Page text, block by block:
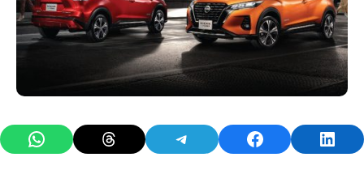
Share on WhatsAppShare on ThreadsShare on TelegramShare on Facebook